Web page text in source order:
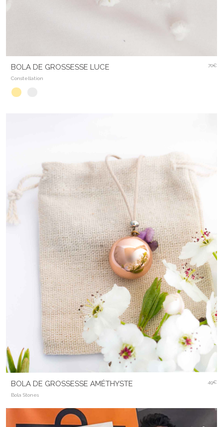
BOLA DE GROSSESSE LUCE
Constellation
70€
BOLA DE GROSSESSE AMÉTHYSTE
Bola Stones
49€